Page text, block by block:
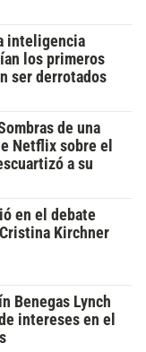
inteligencia
los primeros
ser derrotados
de una
Netflix sobre el
a su
en el debate
Kirchner
Benegas Lynch
intereses en el